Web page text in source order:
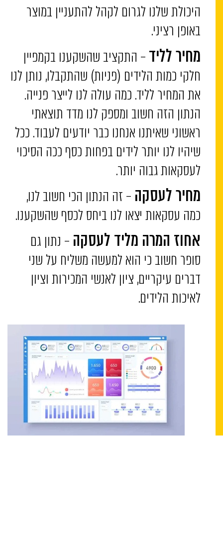
היכולת שלנו לגרום לקהל להתעניין במוצר
באופן רציני.
מחיר לליד – התקציב שהשקענו בקמפיין
חלקי כמות הלידים (פניות) שהתקבלו, נותן לנו
את המחיר לליד. כמה עולה לנו לייצר פנייה.
הנתון הזה חשוב ומספק לנו מדד תוצאתי
ראשוני שאיתנו אנחנו כבר יודעים לעבוד. ככל
שיהיו לנו יותר לידים בפחות כסף ככה הסיכוי
לעסקאות גבוה יותר.
מחיר לעסקה – זה הנתון הכי חשוב לנו,
כמה עסקאות יצאו לנו ביחס לכסף שהשקענו.
אחוז המרה מליד לעסקה – נתון גם
סופר חשוב כי הוא למעשה משליח על שני
דברים עיקריים, ציון לאנשי המכירות וציון
לאיכות הלידים.